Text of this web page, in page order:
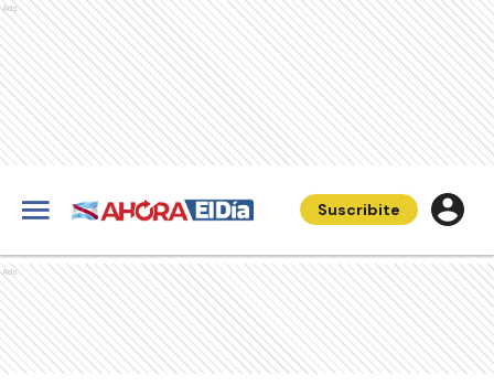
Ads
Suscribite
Ads